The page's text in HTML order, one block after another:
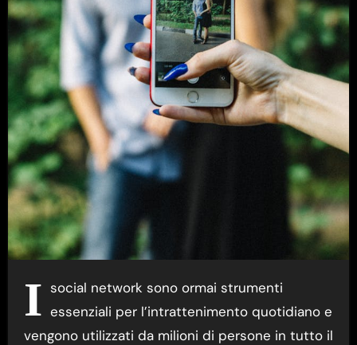
I social network sono ormai strumenti
essenziali per l’intrattenimento quotidiano e
vengono utilizzati da milioni di persone in tutto il